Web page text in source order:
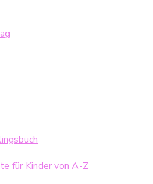
für Kinder von A-Z